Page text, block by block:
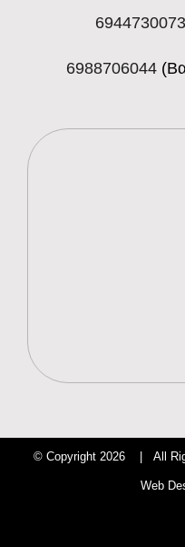
6944730073
6988706044
© Copyright 2026 | All
Web